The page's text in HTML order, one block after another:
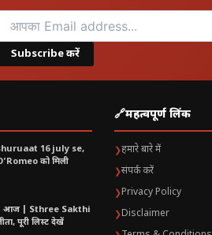
और Final तक यह tournament एक
Subscribe करें
16 july se,
को मिली
आज | Sthree Sakthi
पूरी लिस्ट देखें
🔗महत्वपूर्ण लिंक
❯हमारे बारे में
❯संपर्क करें
❯Privacy Policy
❯Disclaimer